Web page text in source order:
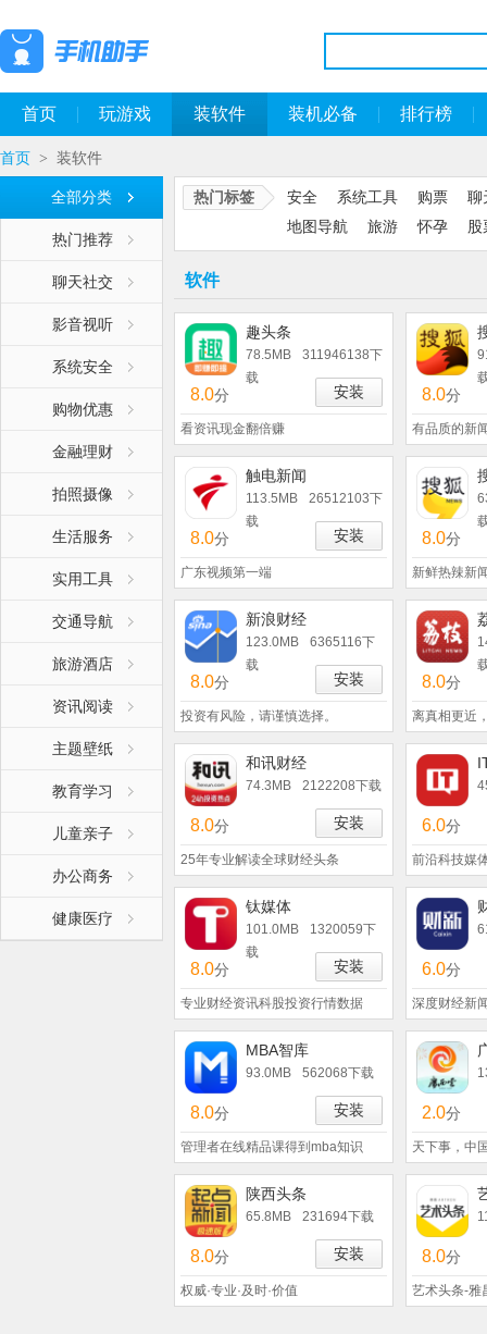
首页 玩游戏 装软件 装机必备 排行榜
首页 > 装软件
全部分类
热门推荐
聊天社交
影音视听
系统安全
购物优惠
金融理财
拍照摄像
生活服务
实用工具
交通导航
旅游酒店
资讯阅读
主题壁纸
教育学习
儿童亲子
办公商务
健康医疗
热门标签 安全 系统工具 购票
聊
地图导航
旅游 怀孕
软件
趣头条
78.5MB
311946138下
载
8.0分 安装
看资讯现金翻倍赚
8.0分
有品质的新
触电新闻
113.5MB
26512103下
载
8.0分 安装
广东视频第一端
8.0分
新鲜热辣新
新浪财经
123.0MB
6365116下
载
8.0分 安装
投资有风险，请谨慎选择。
8.0分
离真相更近
和讯财经
74.3MB 2122208下载
8.0分 安装
25年专业解读全球财经头条
6.0分
前沿科技媒
钛媒体
101.0MB
1320059下
载
8.0分 安装
专业财经资讯科股投资行情数据
6.0分
深度财经新
MBA智库
93.0MB 562068下载
8.0分 安装
管理者在线精品课得到mba知识
2.0分
天下事，中
陕西头条
65.8MB 231694下载
8.0分 安装
权威·专业·及时·价值
8.0分
艺术头条-雅